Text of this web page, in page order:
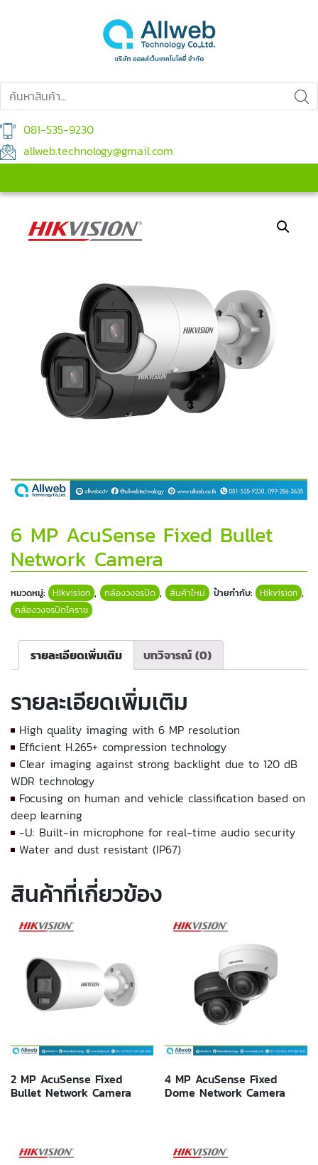
081-535-9230
allweb.technology@gmail.com
6 MP AcuSense Fixed Bullet
Network Camera
หมวดหมู่: Hikvision , กล้องวงจรปิด , สินค้าใหม่ ป้ายกำกับ: Hikvision ,
กล้องวงจรปิดโคราช
รายละเอียดเพิ่มเติม บทวิจารณ์ (0)
รายละเอียดเพิ่มเติม
High quality imaging with 6 MP resolution
Efficient H.265+ compression technology
Clear imaging against strong backlight due to 120 dB
WDR technology
Focusing on human and vehicle classification based on
deep learning
-U: Built-in microphone for real-time audio security
Water and dust resistant (IP67)
สินค้าที่เกี่ยวข้อง
2 MP AcuSense Fixed
Bullet Network Camera
4 MP AcuSense Fixed
Dome Network Camera